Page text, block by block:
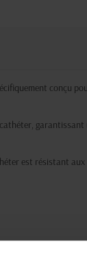
conçu
est résistant
identification